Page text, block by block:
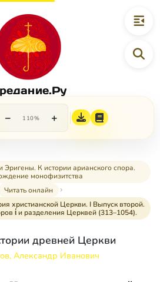
− 110% +
К истории арианского спора.
монофизитства
Читать онлайн
христианской Церкви. I Выпуск второй.
ί и разделения Церквей (313–1054).
древней Церкви
Александр Иванович